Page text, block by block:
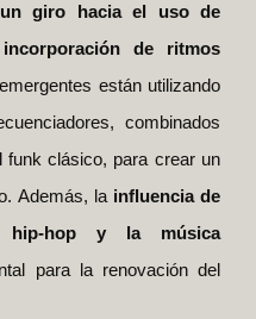
giro hacia el uso de
de ritmos
están utilizando
combinados
clásico, para crear un
Además, la influencia de
hip-hop y la música
para la renovación del